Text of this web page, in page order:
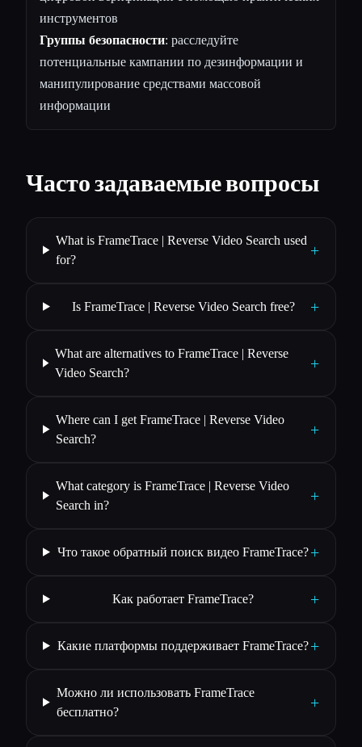
инструментов
Группы безопасности: расследуйте
потенциальные кампании по дезинформации и
манипулирование средствами массовой
информации
Часто задаваемые вопросы
What is FrameTrace | Reverse Video Search used
for?
+
Is FrameTrace | Reverse Video Search free? +
What are alternatives to FrameTrace | Reverse
Video Search?
+
Where can I get FrameTrace | Reverse Video
Search?
+
What category is FrameTrace | Reverse Video
Search in?
+
Что такое обратный поиск видео FrameTrace?+
Как работает FrameTrace? +
Какие платформы поддерживает FrameTrace?+
Можно ли использовать FrameTrace
бесплатно?
+